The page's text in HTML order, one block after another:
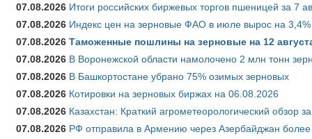
07.08.2026 Итоги российских биржевых торгов пшеницей за 7
07.08.2026 Индекс цен на зерновые ФАО в июле вырос на 3,4%
07.08.2026 Таможенные пошлины на зерновые на 12
07.08.2026 В Воронежской области намолочено 2 млн тонн
07.08.2026 В Башкортостане убрано 75% озимых зерновых
07.08.2026 Котировки на зерновых биржах на 06.08.2026
07.08.2026 Казахстан: Краткий агрометеорологический обзор
07.08.2026 РФ отправила в Армению через Азербайджан более